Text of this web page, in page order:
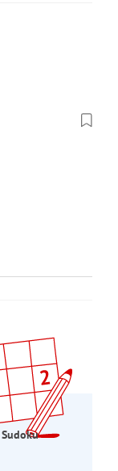
Sudoku